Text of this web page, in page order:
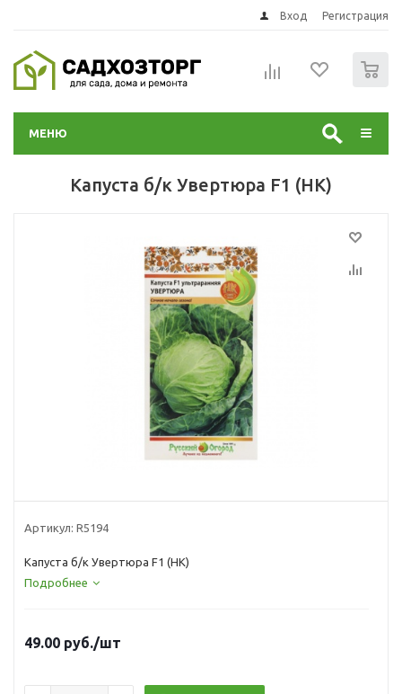
Вход Регистрация
МЕНЮ
Капуста б/к Увертюра F1 (НК)
Артикул: R5194
Капуста б/к Увертюра F1 (НК)
Подробнее
49.00 руб./шт